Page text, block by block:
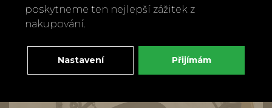
poskytneme ten nejlepší zážitek z
nakupování.
Nastavení Přijímám